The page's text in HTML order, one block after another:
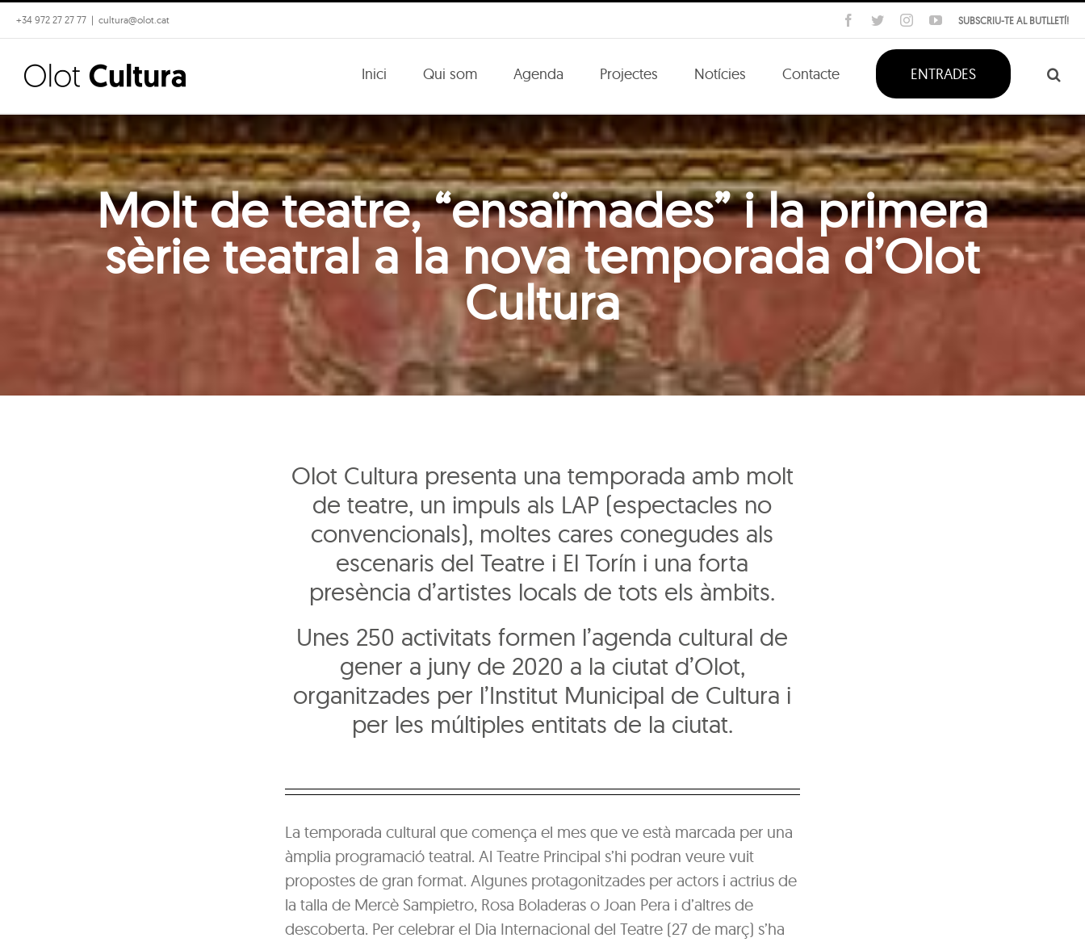
Skip
to
content
+34 972 27 27 77 | cultura@olot.cat SUBSCRIU-TE AL BUTLLETÍ!
Facebook
TwitterInstagramYouTube
Inici Qui som Agenda Projectes Notícies Contacte ENTRADES
Molt de teatre, “ensaïmades” i la primera
sèrie teatral a la nova temporada d’Olot
Cultura
Olot Cultura presenta una temporada amb molt
de teatre, un impuls als LAP (espectacles no
convencionals), moltes cares conegudes als
escenaris del Teatre i El Torín i una forta
presència d’artistes locals de tots els àmbits.
Unes 250 activitats formen l’agenda cultural de
gener a juny de 2020 a la ciutat d’Olot,
organitzades per l’Institut Municipal de Cultura i
per les múltiples entitats de la ciutat.
La temporada cultural que comença el mes que ve està marcada per una
àmplia programació teatral. Al Teatre Principal s’hi podran veure vuit
propostes de gran format. Algunes protagonitzades per actors i actrius de
la talla de Mercè Sampietro, Rosa Boladeras o Joan Pera i d’altres de
descoberta. Per celebrar el Dia Internacional del Teatre (27 de març) s’ha